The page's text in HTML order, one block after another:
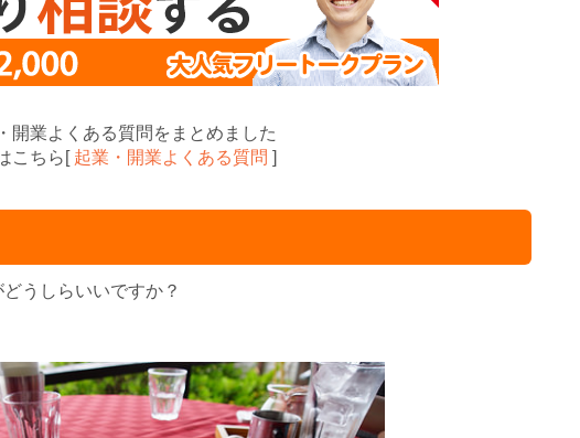
開業よくある質問をまとめました
こちら[ 起業・開業よくある質問 ]
うしらいいですか？